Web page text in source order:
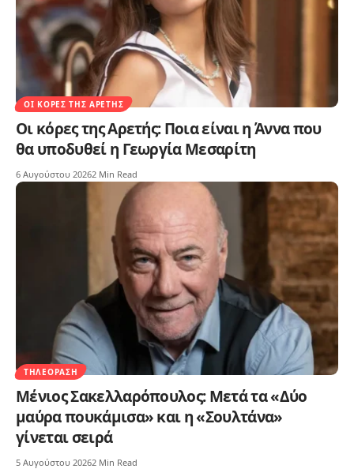
ΟΙ ΚΌΡΕΣ ΤΗΣ ΑΡΕΤΉΣ
Οι κόρες της Αρετής: Ποια είναι η Άννα που
θα υποδυθεί η Γεωργία Μεσαρίτη
6 Αυγούστου 20262 Min Read
ΤΗΛΕΌΡΑΣΗ
Μένιος Σακελλαρόπουλος: Μετά τα «Δύο
μαύρα πουκάμισα» και η «Σουλτάνα»
γίνεται σειρά
5 Αυγούστου 20262 Min Read